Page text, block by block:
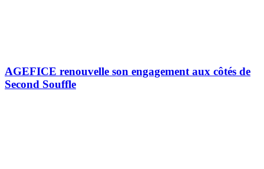
AGEFICE renouvelle son engagement aux côtés de
Second Souffle